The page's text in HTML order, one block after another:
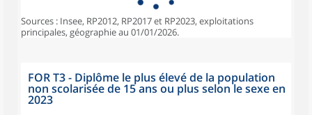
Sources : Insee, RP2012, RP2017 et RP2023, exploitations
principales, géographie au 01/01/2026.
FOR T3 - Diplôme le plus élevé de la population
non scolarisée de 15 ans ou plus selon le sexe en
2023